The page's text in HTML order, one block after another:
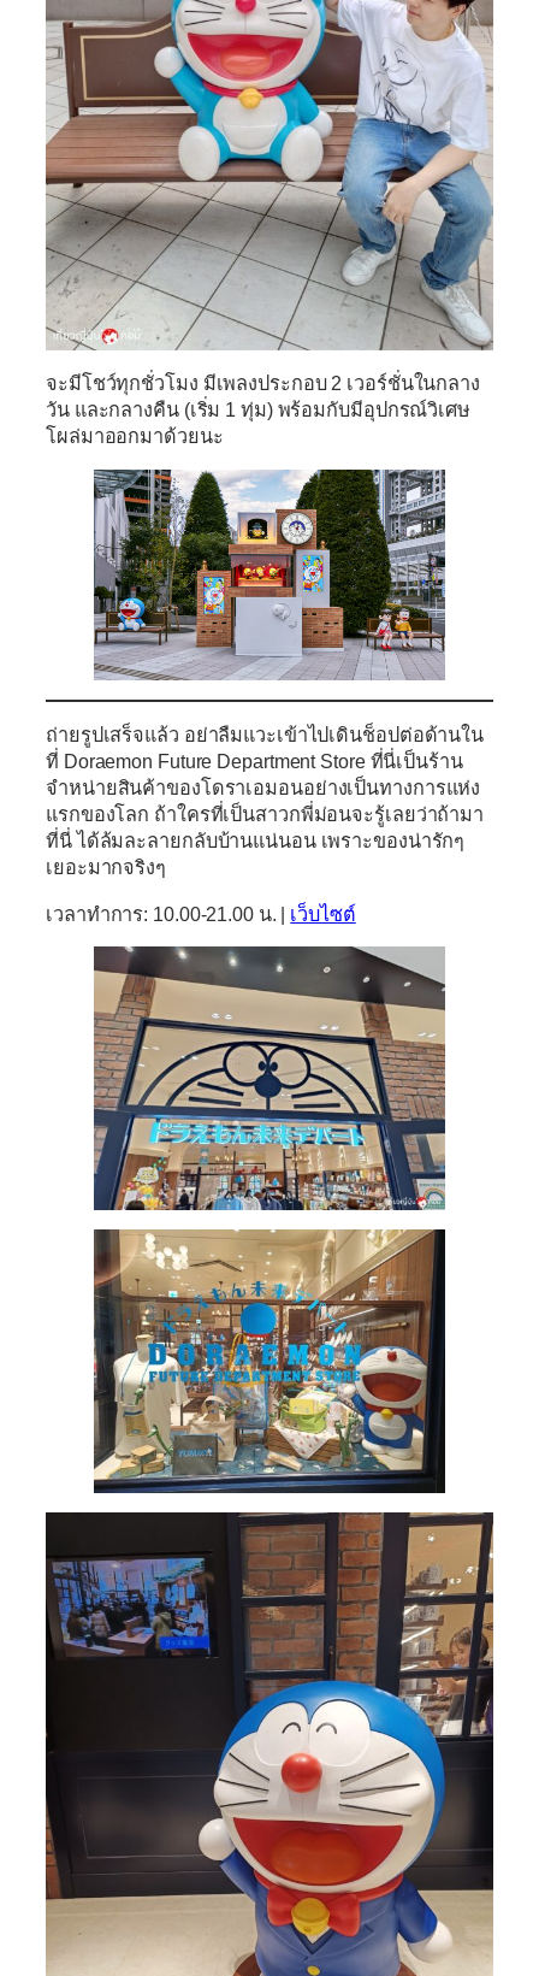
จะมีโชว์ทุกชั่วโมง มีเพลงประกอบ 2 เวอร์ชั่นในกลาง
วัน และกลางคืน (เริ่ม 1 ทุ่ม) พร้อมกับมีอุปกรณ์วิเศษ
โผล่มาออกมาด้วยนะ
ถ่ายรูปเสร็จแล้ว อย่าลืมแวะเข้าไปเดินช็อปต่อด้านใน
ที่ Doraemon Future Department Storeที่นี่เป็นร้าน
จำหน่ายสินค้าของโดราเอมอนอย่างเป็นทางการแห่ง
แรกของโลก ถ้าใครที่เป็นสาวกพี่ม่อนจะรู้เลยว่าถ้ามา
ที่นี่ ได้ล้มละลายกลับบ้านแน่นอน เพราะของน่ารักๆ
เยอะมากจริงๆ
เวลาทำการ: 10.00-21.00 น. | เว็บไซต์